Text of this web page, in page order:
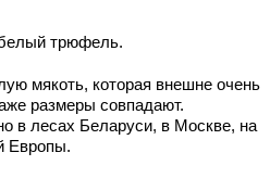
трюфель.
мякоть, которая внешне очень
размеры совпадают.
в лесах Беларуси, в Москве, на
Европы.